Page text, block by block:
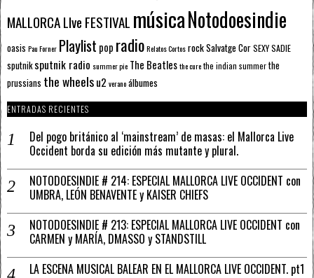
MALLORCA LIve FESTIVAL músicaNotodoesindie
oasis Pau Forner Playlist pop radioRelatos CortosrockSalvatge CorSEXY SADIE
sputnik sputnik radio summer pie The Beatlesthe curethe indian summerthe
prussians the wheelsu2 veranoálbumes
ENTRADAS RECIENTES
Del pogo británico al ‘mainstream’ de masas: el Mallorca Live
Occident borda su edición más mutante y plural.
NOTODOESINDIE # 214: ESPECIAL MALLORCA LIVE OCCIDENT con
UMBRA, LEÓN BENAVENTE y KAISER CHIEFS
NOTODOESINDIE # 213: ESPECIAL MALLORCA LIVE OCCIDENT con
CARMEN y MARÍA, DMASSO y STANDSTILL
LA ESCENA MUSICAL BALEAR EN EL MALLORCA LIVE OCCIDENT. pt1